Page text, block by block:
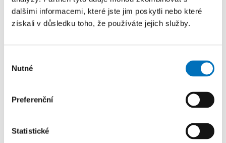
dalšími informacemi, které jste jim poskytli nebo které
získali v důsledku toho, že používáte jejich služby.
souhlasu
Nutné
Preferenční
Statistické
Nejen používat AI, ale tvořit ji. Středoškoláci na FIT
ČVUT vyvinuli vlastní inteligentní aplikace
28 středoškoláků se zúčastnilo Letní školy aplikované AI,